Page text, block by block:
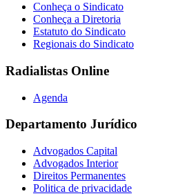
Conheça o Sindicato
Conheça a Diretoria
Estatuto do Sindicato
Regionais do Sindicato
Radialistas Online
Agenda
Departamento Jurídico
Advogados Capital
Advogados Interior
Direitos Permanentes
Politica de privacidade